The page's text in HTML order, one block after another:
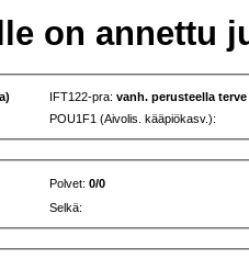
on annettu
IFT122-pra:vanh. perusteella terve
POU1F1 (Aivolis. kääpiökasv.):
Polvet:0/0
Selkä: